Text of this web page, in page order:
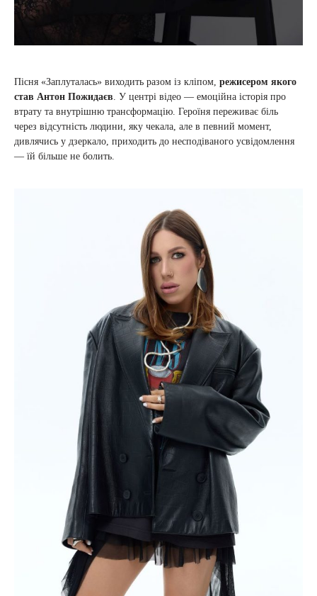
Пісня «Заплуталась» виходить разом із кліпом, режисером якого
став Антон Пожидаєв. У центрі відео — емоційна історія про
втрату та внутрішню трансформацію. Героїня переживає біль
через відсутність людини, яку чекала, але в певний момент,
дивлячись у дзеркало, приходить до несподіваного усвідомлення
— їй більше не болить.